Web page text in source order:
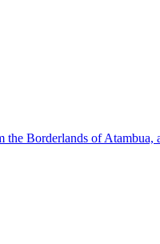
the Borderlands of Atambua,